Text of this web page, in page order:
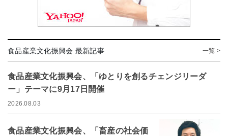
食品産業文化振興会 最新記事 一覧 >
食品産業文化振興会、「ゆとりを創るチェンジリーダ
ー」テーマに9月17日開催
2026.08.03
食品産業文化振興会、「畜産の社会価